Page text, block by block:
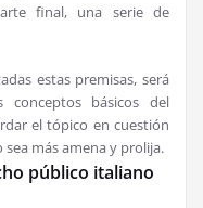
final, una serie de
estas premisas, será
conceptos básicos del
el tópico en cuestión
más amena y prolija.
público italiano